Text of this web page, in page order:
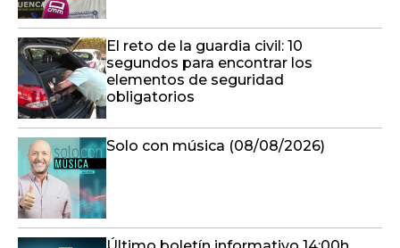
El reto de la guardia civil: 10
segundos para encontrar los
elementos de seguridad
obligatorios
Solo con música (08/08/2026)